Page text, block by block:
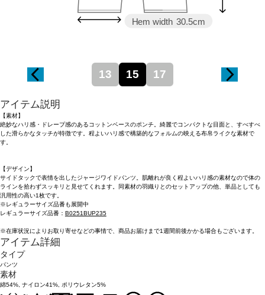
Hem width 30.5cm
13 15 17
アイテム説明
【素材】
絶妙なハリ感・ドレープ感のあるコットンベースのポンチ。綺麗でコンパクトな目面と、すべすべ
した滑らかなタッチが特徴です。程よいハリ感で構築的なフォルムの映える布帛ライクな素材で
す。
【デザイン】
サイドタックで表情を出したジャージワイドパンツ。肌離れが良く程よいハリ感の素材なので体の
ラインを拾わずスッキリと見せてくれます。同素材の羽織りとのセットアップの他、単品としても
汎用性の高い1枚です。
※レギュラーサイズ品番も展開中
レギュラーサイズ品番： B0251BUP235
※在庫状況によりお取り寄せなどの事情で、商品お届けまで1週間前後かかる場合もございます。
アイテム詳細
タイプ
パンツ
素材
綿54%, ナイロン41%, ポリウレタン5%